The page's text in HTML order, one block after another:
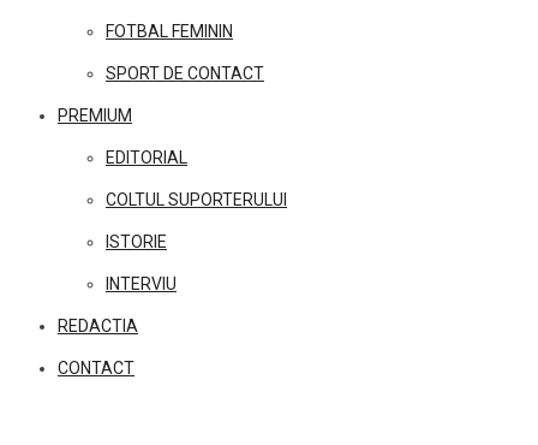
FOTBAL FEMININ
SPORT DE CONTACT
PREMIUM
EDITORIAL
COLTUL SUPORTERULUI
ISTORIE
INTERVIU
REDACTIA
CONTACT